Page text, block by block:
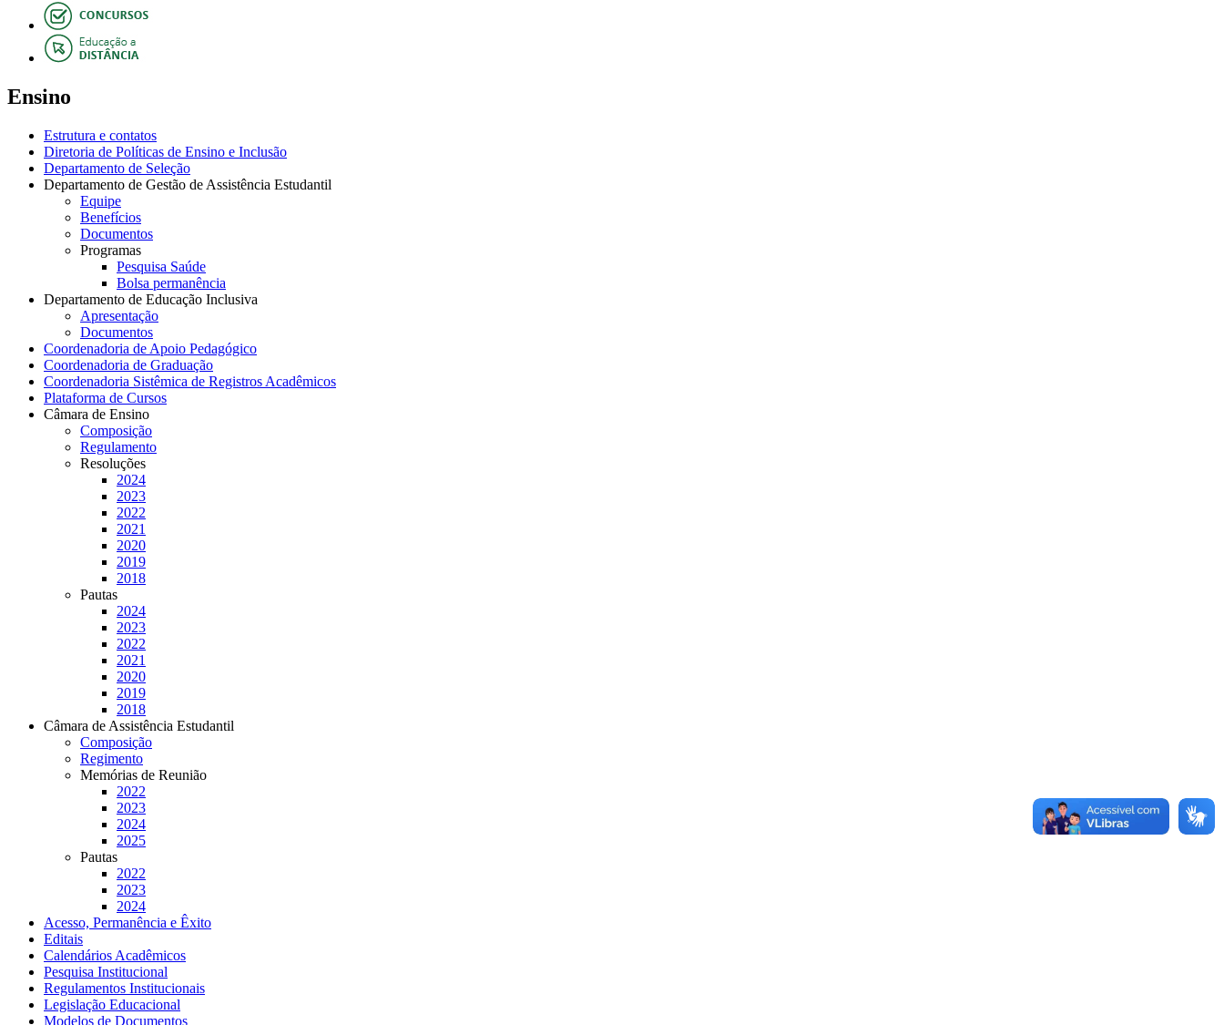
Ensino
Estrutura e contatos
Diretoria de Políticas de Ensino e Inclusão
Departamento de Seleção
Departamento de Gestão de Assistência Estudantil
Equipe
Benefícios
Documentos
Programas
Pesquisa Saúde
Bolsa permanência
Departamento de Educação Inclusiva
Apresentação
Documentos
Coordenadoria de Apoio Pedagógico
Coordenadoria de Graduação
Coordenadoria Sistêmica de Registros Acadêmicos
Plataforma de Cursos
Câmara de Ensino
Composição
Regulamento
Resoluções
2024
2023
2022
2021
2020
2019
2018
Pautas
2024
2023
2022
2021
2020
2019
2018
Câmara de Assistência Estudantil
Composição
Regimento
Memórias de Reunião
2022
2023
2024
2025
Pautas
2022
2023
2024
Acesso, Permanência e Êxito
Editais
Calendários Acadêmicos
Pesquisa Institucional
Regulamentos Institucionais
Legislação Educacional
Modelos de Documentos